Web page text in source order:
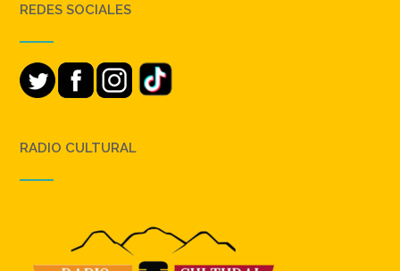
REDES SOCIALES
RADIO CULTURAL